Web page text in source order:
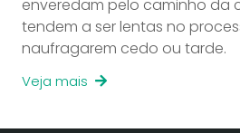
enveredam pelo caminho da
tendem a ser lentas no
naufragarem cedo ou tarde.
Veja mais